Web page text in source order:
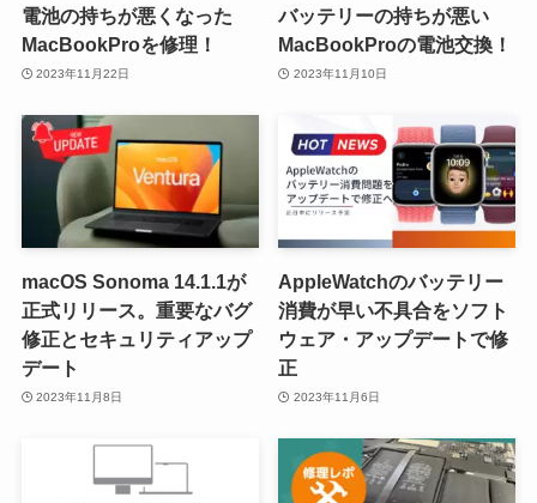
電池の持ちが悪くなった
MacBookProを修理！
2023年11月22日
バッテリーの持ちが悪い
MacBookProの電池交換！
2023年11月10日
macOS Sonoma 14.1.1が
正式リリース。重要なバグ
修正とセキュリティアップ
デート
2023年11月8日
AppleWatchのバッテリー
消費が早い不具合をソフト
ウェア・アップデートで修
正
2023年11月6日